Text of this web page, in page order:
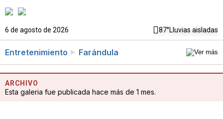
6 de agosto de 2026 87°Lluvias aisladas
Entretenimiento Farándula
ARCHIVO
Esta galeria fue publicada hace más de 1 mes.